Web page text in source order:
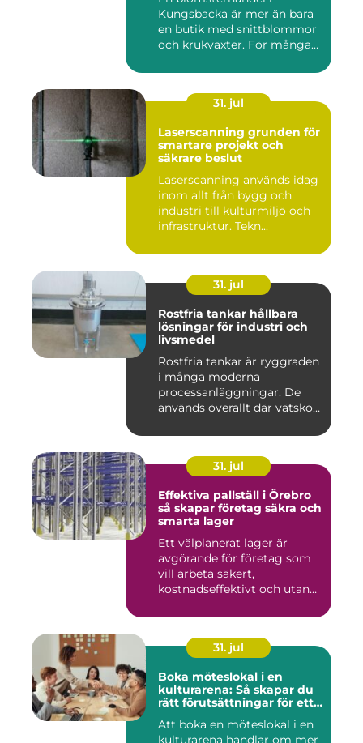
Kungsbacka är mer än bara
en butik med snittblommor
och krukväxter. För många
31. jul
Laserscanning grunden för
smartare projekt och
säkrare beslut
Laserscanning används idag
inom allt från bygg och
industri till kulturmiljö och
infrastruktur. Tekn...
31. jul
Rostfria tankar hållbara
lösningar för industri och
livsmedel
Rostfria tankar är ryggraden
i många moderna
processanläggningar. De
används överallt där vätskor,
31. jul
Effektiva pallställ i Örebro
så skapar företag säkra och
smarta lager
Ett välplanerat lager är
avgörande för företag som
vill arbeta säkert,
kostnadseffektivt och utan
31. jul
Boka möteslokal i en
kulturarena: Så skapar du
rätt förutsättningar för ett
Att boka en möteslokal i en
kulturarena handlar om mer